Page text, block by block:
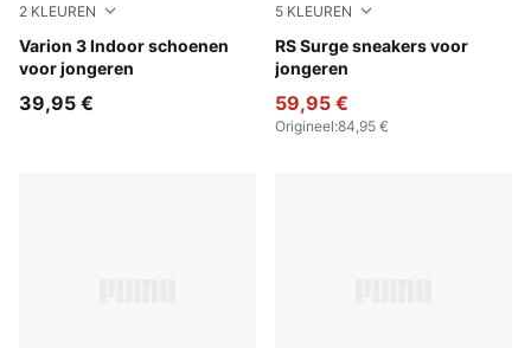
2 KLEUREN
Varion 3 Indoor schoenen
voor jongeren
PUMA Team Royal-PUMA White
39,95 €
5 KLEUREN
RS Surge sneakers voor
jongeren
PUMA Black-Smokey Gray
59,95 €
Origineel:84,95 €